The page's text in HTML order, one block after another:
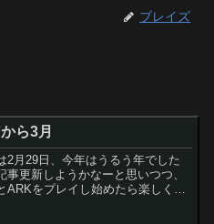
ブレイズ
ら3月
2月29日、今年はうるう年でした
事更新しようかなーと思いつつ、
ARKをプレイし始めたら楽しくて